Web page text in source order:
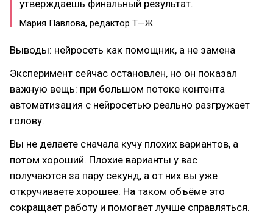
утверждаешь финальный результат.
Мария Павлова, редактор Т—Ж
Выводы: нейросеть как помощник, а не замена
Эксперимент сейчас остановлен, но он показал
важную вещь: при большом потоке контента
автоматизация с нейросетью реально разгружает
голову.
Вы не делаете сначала кучу плохих вариантов, а
потом хороший. Плохие варианты у вас
получаются за пару секунд, а от них вы уже
откручиваете хорошее. На таком объёме это
сокращает работу и помогает лучше справляться.